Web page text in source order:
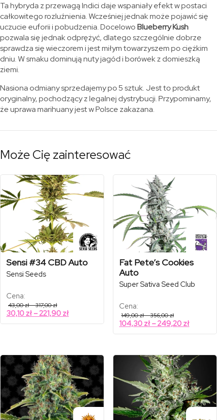
Ta hybryda z przewagą Indici daje wspaniały efekt w postaci
całkowitego rozluźnienia. Wcześniej jednak może pojawić się
uczucie euforii i pobudzenia. DocelowoBlueberry Kush
pozwala się jednak odprężyć, dlatego szczególnie dobrze
sprawdza się wieczorem i jest miłym towarzyszem po ciężkim
dniu. W smaku dominują nuty jagód i borówek z domieszką
ziemi.
Nasiona odmiany sprzedajemy po 5 sztuk. Jest to produkt
oryginalny, pochodzący z legalnej dystrybucji. Przypominamy,
że uprawa marihuany jest w Polsce zakazana.
Może Cię zainteresować
Sensi #34 CBD Auto
Sensi Seeds
Cena:
43,00zł–317,00złZakres
cen:
od
43,00 zł
30,10 zł –221,90 złZakres
cen:
221,90 zł
Fat Pete’s Cookies
Auto
Super Sativa Seed Club
Cena:
149,00zł–356,00złZakres
cen:
od
149,00 zł
104,30 zł –249,20 złZakres
cen:
do
249,20